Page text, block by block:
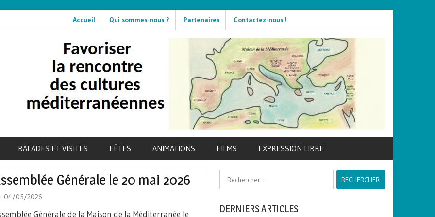
Accueil Qui sommes-nous ? Partenaires Contactez-nous !
BALADES ET VISITES FÊTES ANIMATIONS FILMS EXPRESSION LIBRE
Générale le 20 mai 2026
04/05/2026
Générale de la Maison de la Méditerranée le
DERNIERS ARTICLES